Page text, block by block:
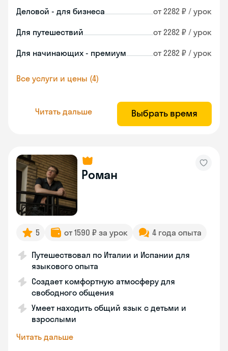
Деловой - для бизнеса от 2282 ₽ / урок
Для путешествий от 2282 ₽ / урок
Для начинающих - премиум от 2282 ₽ / урок
Все услуги и цены (4)
Читать дальше Выбрать время
Роман
5 от 1590 ₽ за урок 4 года опыта
Путешествовал по Италии и Испании для
языкового опыта
Создает комфортную атмосферу для
свободного общения
Умеет находить общий язык с детьми и
взрослыми
Читать дальше